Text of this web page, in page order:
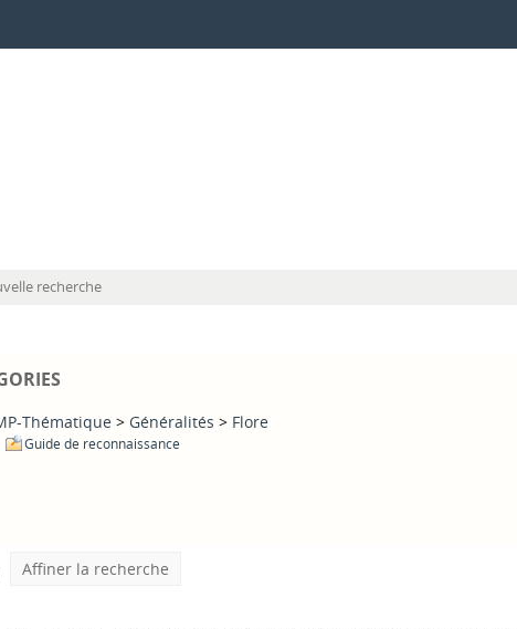
recherche
Thématique > Généralités > Flore
Guide de reconnaissance
Affiner la recherche